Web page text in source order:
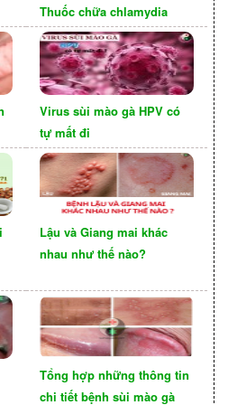
dùng thuốc
trị Chlamydia bao gồm
cầu khuẩn, đa số
bị kháng thuốc đều thành
Thuốc chữa chlamydia
Virus sùi mào gà HPV có
tự mất đi
Lậu và Giang mai khác
nhau như thế nào?
Tổng hợp những thông tin
chi tiết bệnh sùi mào gà